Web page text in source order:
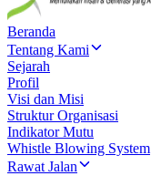
Beranda
Tentang Kami
Sejarah
Profil
Visi dan Misi
Struktur Organisasi
Indikator Mutu
Whistle Blowing System
Rawat Jalan